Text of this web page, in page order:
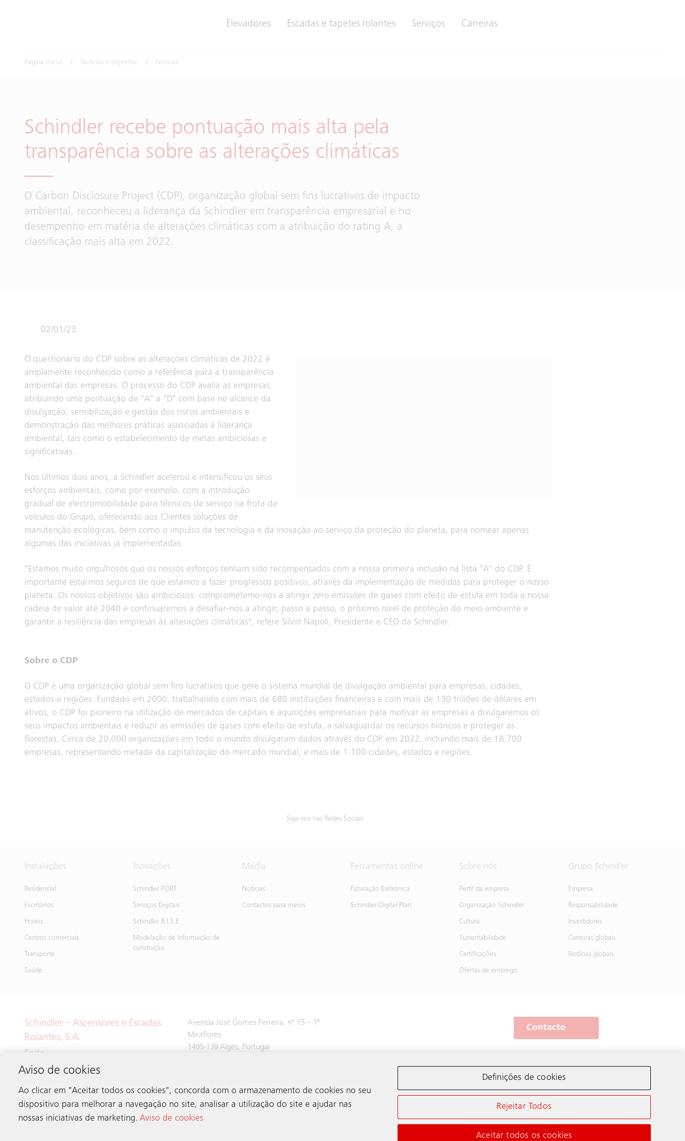
Elevadores Escadas e tapetes rolantes Serviços Carreiras
Página inicial Notícias e Imprensa Notícias
Schindler recebe pontuação mais alta pela
transparência sobre as alterações climáticas
O Carbon Disclosure Project (CDP), organização global sem fins lucrativos de impacto
ambiental, reconheceu a liderança da Schindler em transparência empresarial e no
desempenho em matéria de alterações climáticas com a atribuição do rating A, a
classificação mais alta em 2022.
02/01/23
O questionário do CDP sobre as alterações climáticas de 2022 é
amplamente reconhecido como a referência para a transparência
ambiental das empresas. O processo do CDP avalia as empresas,
atribuindo uma pontuação de "A" a "D" com base no alcance da
divulgação, sensibilização e gestão dos riscos ambientais e
demonstração das melhores práticas associadas à liderança
ambiental, tais como o estabelecimento de metas ambiciosas e
significativas.
Nos últimos dois anos, a Schindler acelerou e intensificou os seus
esforços ambientais, como por exemplo, com a introdução
gradual de electromobilidade para técnicos de serviço na frota de
veículos do Grupo, oferecendo aos Clientes soluções de
manutenção ecológicas, bem como o impulso da tecnologia e da inovação ao serviço da proteção do planeta, para nomear apenas
algumas das iniciativas já implementadas.
"Estamos muito orgulhosos que os nossos esforços tenham sido recompensados com a nossa primeira inclusão na lista "A" do CDP. É
importante estarmos seguros de que estamos a fazer progressos positivos, através da implementação de medidas para proteger o nosso
planeta. Os nossos objetivos são ambiciosos: comprometemo-nos a atingir zero emissões de gases com efeito de estufa em toda a nossa
cadeia de valor até 2040 e continuaremos a desafiar-nos a atingir, passo a passo, o próximo nível de proteção do meio ambiente e
garantir a resiliência das empresas às alterações climáticas", refere Silvio Napoli, Presidente e CEO da Schindler.
Sobre o CDP
O CDP é uma organização global sem fins lucrativos que gere o sistema mundial de divulgação ambiental para empresas, cidades,
estados e regiões. Fundado em 2000, trabalhando com mais de 680 instituições financeiras e com mais de 130 triliões de dólares em
ativos, o CDP foi pioneiro na utilização de mercados de capitais e aquisições empresariais para motivar as empresas a divulgaremos os
seus impactos ambientais e reduzir as emissões de gases com efeito de estufa, a salvaguardar os recursos hídricos e proteger as
florestas. Cerca de 20.000 organizações em todo o mundo divulgaram dados através do CDP em 2022, incluindo mais de 18.700
empresas, representando metade da capitalização do mercado mundial, e mais de 1.100 cidades, estados e regiões.
Siga-nos nas Redes Sociais
Instalações
Residencial
Escritórios
Hotéis
Centros comerciais
Transporte
Saúde
Inovações
Schindler PORT
Serviços Digitais
Schindler R.I.S.E
Modelação de informação de
construção
Media
Notícias
Contactos para meios
Ferramentas online
Faturação Eletrónica
Schindler Digital Plan
Sobre nós
Perfil da empresa
Organização Schindler
Cultura
Sustentabilidade
Certificações
Ofertas de emprego
Grupo Schindler
Empresa
Responsabilidade
Investidores
Carreiras globais
Notícias globais
Schindler – Ascensores e Escadas
Rolantes, S.A.
Sede
Avenida José Gomes Ferreira, nº 15 – 1º
Miraflores
1495-139 Algés, Portugal
Contacto
Aviso de cookies
Ao clicar em "Aceitar todos os cookies", concorda com o armazenamento de cookies no seu
dispositivo para melhorar a navegação no site, analisar a utilização do site e ajudar nas
nossas iniciativas de marketing. Aviso de cookies
Definições de cookies
Rejeitar Todos
Aceitar todos os cookies